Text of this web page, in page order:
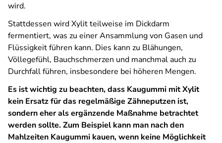
wird.
Stattdessen wird Xylit teilweise im Dickdarm
fermentiert, was zu einer Ansammlung von Gasen und
Flüssigkeit führen kann. Dies kann zu Blähungen,
Völlegefühl, Bauchschmerzen und manchmal auch zu
Durchfall führen, insbesondere bei höheren Mengen.
Es ist wichtig zu beachten, dass Kaugummi mit Xylit
kein Ersatz für das regelmäßige Zähneputzen ist,
sondern eher als ergänzende Maßnahme betrachtet
werden sollte. Zum Beispiel kann man nach den
Mahlzeiten Kaugummi kauen, wenn keine Möglichkeit